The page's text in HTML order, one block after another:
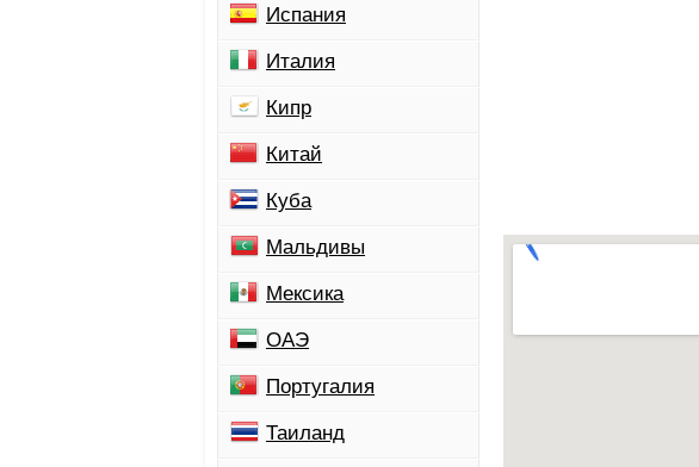
Испания
Италия
Кипр
Китай
Куба
Мальдивы
Мексика
ОАЭ
Португалия
Таиланд